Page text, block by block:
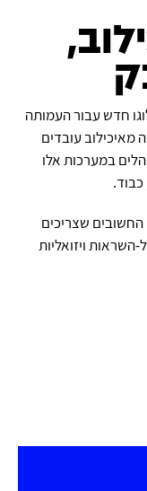
חדש עבור העמותה
מאיכילוב עובדים
במערכות אלו
החשובים שצריכים
השראות ויזואליות